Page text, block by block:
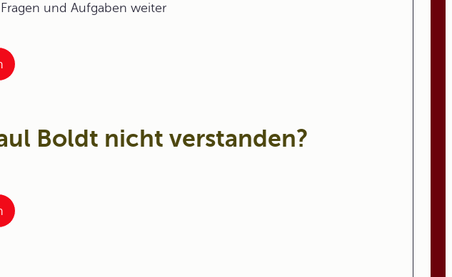
und Aufgaben weiter
Boldt nicht verstanden?